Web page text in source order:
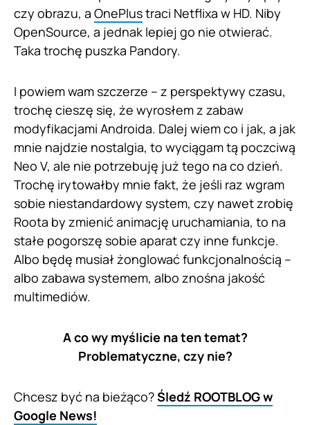
czy obrazu, a OnePlustraci Netflixa w HD. Niby
OpenSource, a jednak lepiej go nie otwierać.
Taka trochę puszka Pandory.
I powiem wam szczerze – z perspektywy czasu,
trochę cieszę się, że wyrosłem z zabaw
modyfikacjami Androida. Dalej wiem co i jak, a jak
mnie najdzie nostalgia, to wyciągam tą poczciwą
Neo V, ale nie potrzebuję już tego na co dzień.
Trochę irytowałby mnie fakt, że jeśli raz wgram
sobie niestandardowy system, czy nawet zrobię
Roota by zmienić animację uruchamiania, to na
stałe pogorszę sobie aparat czy inne funkcje.
Albo będę musiał żonglować funkcjonalnością –
albo zabawa systemem, albo znośna jakość
multimediów.
A co wy myślicie na ten temat?
Problematyczne, czy nie?
Chcesz być na bieżąco?Śledź ROOTBLOG w
Google News!